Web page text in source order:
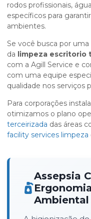
rodos profissionais,
específicos para
ambientes.
Se você busca por
da limpeza escritorio
com a Agill Service e
com uma equipe
qualidade nos serviços
Para corporações
otimizamos o plano
terceirizada das áreas
facility services limpeza
Assepsia
Ambiental